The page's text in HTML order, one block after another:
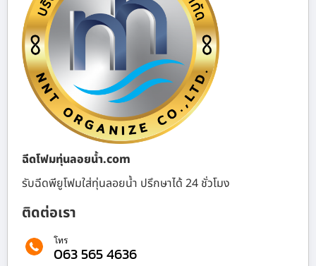
ฉีดโฟมทุ่นลอยน้ำ.com
รับฉีดพียูโฟมใส่ทุ่นลอยน้ำ ปรึกษาได้ 24 ชั่วโมง
ติดต่อเรา
โทร
063 565 4636